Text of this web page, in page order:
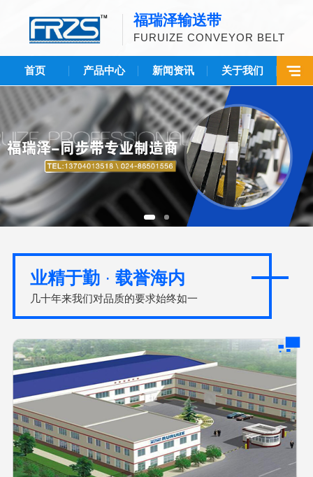
福瑞泽输送带
FURUIZE CONVEYOR BELT
首页 产品中心 新闻资讯 关于我们
业精于勤 · 载誉海内
几十年来我们对品质的要求始终如一